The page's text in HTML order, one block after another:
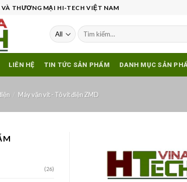
VÀ THƯƠNG MẠI HI-TECH VIỆT NAM
Tìm
kiếm:
LIÊN HỆ TIN TỨC SẢN PHẨM DANH MỤC SẢN
/ Máy vặn vít - Tô vít điện ZMD
(26)